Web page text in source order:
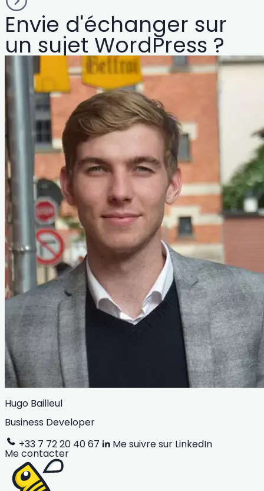
Envie d'échanger sur
un sujet WordPress ?
Hugo Bailleul
Business Developer
+33 7 72 20 40 67
Me suivre sur LinkedIn
Me contacter